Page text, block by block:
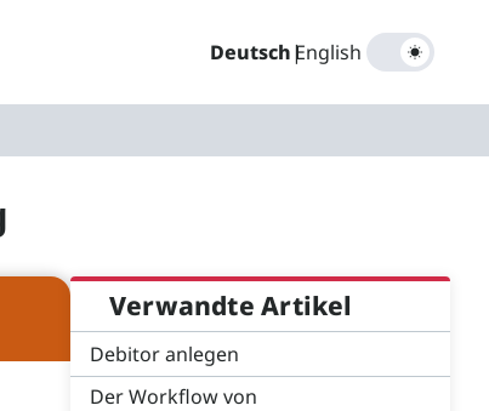
Deutsch|
English
Verwandte Artikel
Debitor anlegen
Der Workflow von